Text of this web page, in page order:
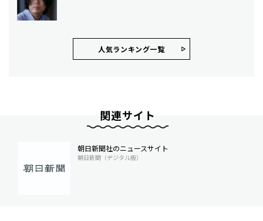
人気ランキング⼀覧
関連サイト
朝日新聞社のニュースサイト
朝日新聞（デジタル版）